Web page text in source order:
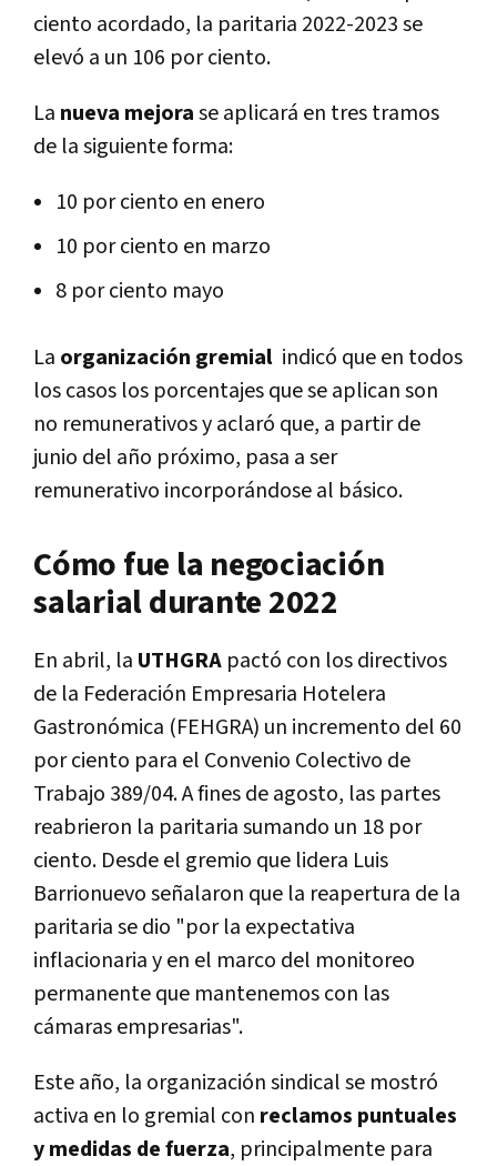
ciento acordado, la paritaria 2022-2023 se
elevó a un 106 por ciento.
La nueva mejorase aplicará en tres tramos
de la siguiente forma:
10 por ciento en enero
10 por ciento en marzo
8 por ciento mayo
La organización gremial indicó que en todos
los casos los porcentajes que se aplican son
no remunerativos y aclaró que, a partir de
junio del año próximo, pasa a ser
remunerativo incorporándose al básico.
Cómo fue la negociación
salarial durante 2022
En abril, la UTHGRA pactó con los directivos
de la Federación Empresaria Hotelera
Gastronómica (FEHGRA) un incremento del 60
por ciento para el Convenio Colectivo de
Trabajo 389/04. A fines de agosto, las partes
reabrieron la paritaria sumando un 18 por
ciento. Desde el gremio que lidera Luis
Barrionuevo señalaron que la reapertura de la
paritaria se dio "por la expectativa
inflacionaria y en el marco del monitoreo
permanente que mantenemos con las
cámaras empresarias".
Este año, la organización sindical se mostró
activa en lo gremial con reclamos puntuales
y medidas de fuerza, principalmente para